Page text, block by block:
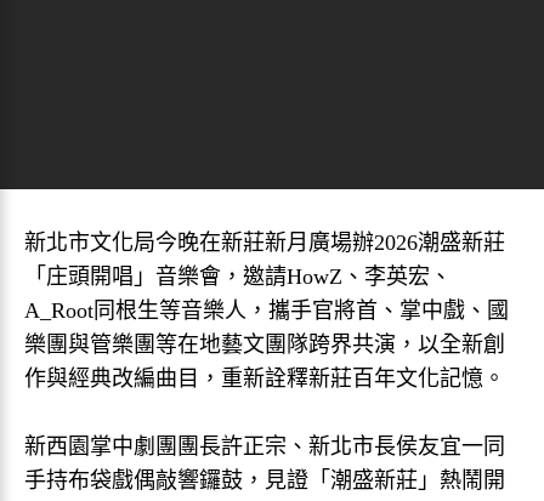
新北市文化局今晚在新莊新月廣場辦2026潮盛新莊
「庄頭開唱」音樂會，邀請HowZ、李英宏、
A_Root同根生等音樂人，攜手官將首、掌中戲、國
樂團與管樂團等在地藝文團隊跨界共演，以全新創
作與經典改編曲目，重新詮釋新莊百年文化記憶。
新西園掌中劇團團長許正宗、新北市長侯友宜一同
手持布袋戲偶敲響鑼鼓，見證「潮盛新莊」熱鬧開